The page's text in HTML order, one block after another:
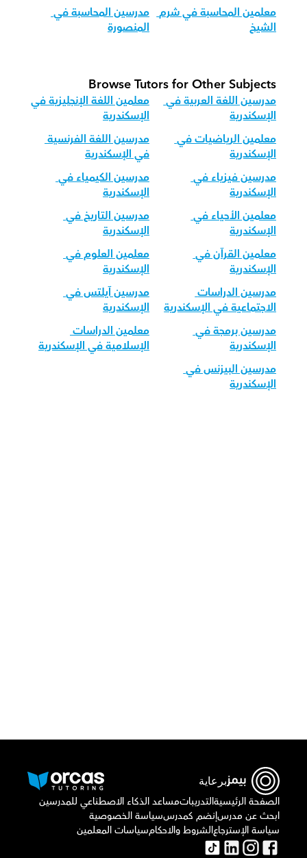
معلمين المحاسبة في شرم
الشيخ
مدرسين المحاسبة في
المنصورة
Browse Tutors for Other Subjects
مدرسين اللغة العربية في
الإسكندرية
معلمين اللغة الإنجليزية في
الإسكندرية
معلمين الرياضيات في
الإسكندرية
مدرسين اللغة الفرنسية
في الإسكندرية
مدرسين فيزياء في
الإسكندرية
مدرسين الكيمياء في
الإسكندرية
معلمين الأحياء في
الإسكندرية
مدرسين التاريخ في
الإسكندرية
معلمين القرآن في
الإسكندرية
معلمين العلوم في
الإسكندرية
مدرسين الدراسات
الاجتماعية في الإسكندرية
مدرسين آيلتس في
الإسكندرية
مدرسين برمجة في
الإسكندرية
معلمين الدراسات
الإسلامية في الإسكندرية
مدرسين البيزنس في
الإسكندرية
برعاية
الصفحة الرئيسيةالتدريباتمساعد الذكاء الاصطناعي للمدرسين
ابحث عن مدرسإنضم كمدرسسياسة الخصوصية
سياسة الإسترجاعالشروط والاحكامسياسات المعلمين